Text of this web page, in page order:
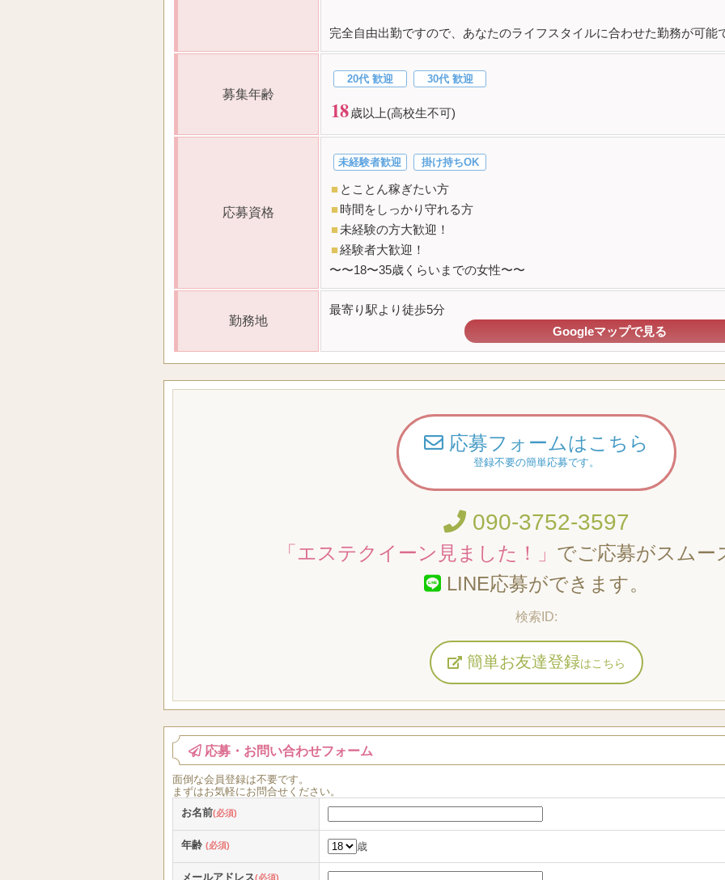
完全自由出勤ですので、あなたのライフスタイルに合わせた勤務が可能
募集年齢
20代 歓迎 30代 歓迎
18歳以上(高校生不可)
応募資格
未経験者歓迎 掛け持ちOK
■ とことん稼ぎたい方
■時間をしっかり守れる方
■未経験の方大歓迎！
■経験者大歓迎！
〜〜18〜35歳くらいまでの女性〜〜
勤務地
最寄り駅より徒歩5分
Googleマップで見る
応募フォームはこちら
登録不要の簡単応募です。
090-3752-3597
「エステクイーン見ました！」 でご応募がスムー
LINE応募ができます。
簡単お友達登録はこちら
応募・お問い合わせフォーム
面倒な会員登録は不要です。
まずはお気軽にお問合せください。
お名前(必須)
年齢 (必須) 歳
メールアドレス(必須)